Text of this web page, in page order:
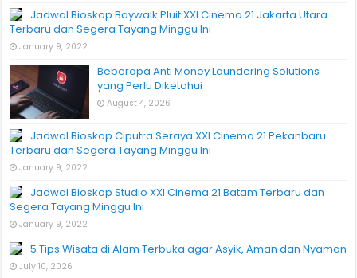
Jadwal Bioskop Baywalk Pluit XXI Cinema 21 Jakarta Utara
Terbaru dan Segera Tayang Minggu Ini
January 9, 2022
Beberapa Anti Money Laundering Solutions
yang Perlu Diketahui
August 4, 2026
Jadwal Bioskop Ciputra Seraya XXI Cinema 21 Pekanbaru
Terbaru dan Segera Tayang Minggu Ini
January 9, 2022
Jadwal Bioskop Studio XXI Cinema 21 Batam Terbaru dan
Segera Tayang Minggu Ini
January 9, 2022
5 Tips Wisata di Alam Terbuka agar Asyik, Aman dan Nyaman
July 10, 2026